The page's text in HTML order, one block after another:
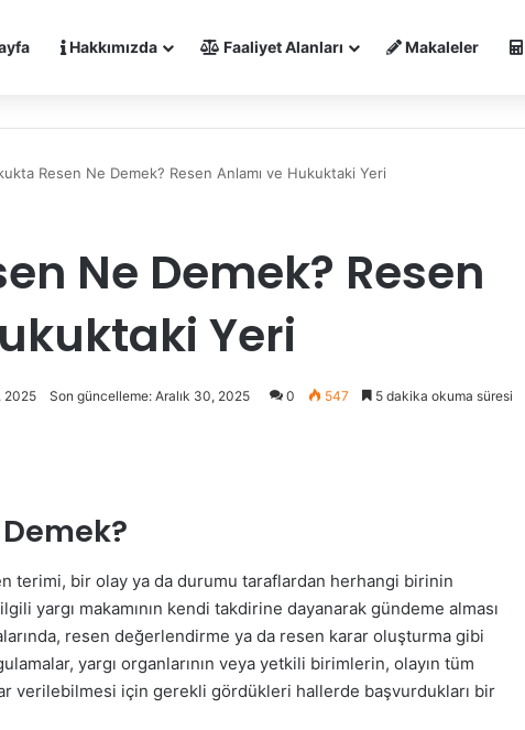
Hakkımızda Faaliyet Alanları Makaleler
Resen Ne Demek? Resen Anlamı ve Hukuktaki Yeri
Ne Demek? Resen
Yeri
2025 Son güncelleme: Aralık 30, 2025 0 547 5 dakika okuma süresi
terimi, bir olay ya da durumu taraflardan herhangi birinin
yargı makamının kendi takdirine dayanarak gündeme alması
resen değerlendirme ya da resen karar oluşturma gibi
yargı organlarının veya yetkili birimlerin, olayın tüm
verilebilmesi için gerekli gördükleri hallerde başvurdukları bir